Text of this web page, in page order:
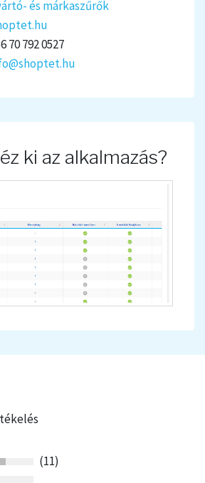
és márkaszűrők
70 792 0527
ki az alkalmazás?
(11)